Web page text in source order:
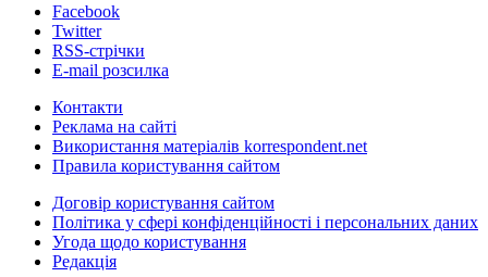
Facebook
Twitter
RSS-стрічки
E-mail розсилка
Контакти
Реклама на сайті
Використання матеріалів korrespondent.net
Правила користування сайтом
Договір користування сайтом
Політика у сфері конфіденційності і персональних даних
Угода щодо користування
Редакція